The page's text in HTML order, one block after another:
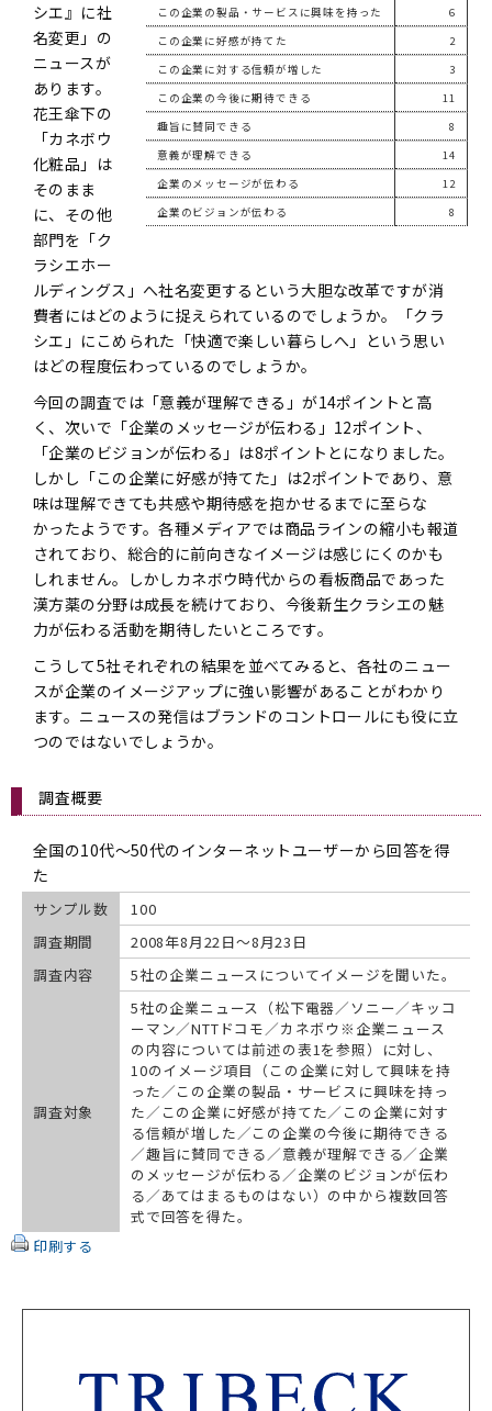
この企業の製品・サービスに興味を持った
6
この企業に好感が持てた
2
この企業に対する信頼が増した
3
この企業の今後に期待できる
11
趣旨に賛同できる
8
意義が理解できる
14
企業のメッセージが伝わる
12
企業のビジョンが伝わる
8
シエ』に社
名変更」の
ニュースが
あります。
花王傘下の
「カネボウ
化粧品」は
そのまま
に、その他
部門を「ク
ラシエホー
ルディングス」へ社名変更するという大胆な改革ですが消
費者にはどのように捉えられているのでしょうか。「クラ
シエ」にこめられた「快適で楽しい暮らしへ」という思い
はどの程度伝わっているのでしょうか。
今回の調査では「意義が理解できる」が14ポイントと高
く、次いで「企業のメッセージが伝わる」12ポイント、
「企業のビジョンが伝わる」は8ポイントとになりました。
しかし「この企業に好感が持てた」は2ポイントであり、意
味は理解できても共感や期待感を抱かせるまでに至らな
かったようです。各種メディアでは商品ラインの縮小も報道
されており、総合的に前向きなイメージは感じにくのかも
しれません。しかしカネボウ時代からの看板商品であった
漢方薬の分野は成長を続けており、今後新生クラシエの魅
力が伝わる活動を期待したいところです。
こうして5社それぞれの結果を並べてみると、各社のニュー
スが企業のイメージアップに強い影響があることがわかり
ます。ニュースの発信はブランドのコントロールにも役に立
つのではないでしょうか。
調査概要
全国の10代〜50代のインターネットユーザーから回答を得
た
サンプル数
100
調査期間
2008年8月22日〜8月23日
調査内容
5社の企業ニュースについてイメージを聞いた。
調査対象
5社の企業ニュース（松下電器／ソニー／キッコ
ーマン／NTTドコモ／カネボウ※企業ニュース
の内容については前述の表1を参照）に対し、
10のイメージ項目（この企業に対して興味を持
った／この企業の製品・サービスに興味を持っ
た／この企業に好感が持てた／この企業に対す
る信頼が増した／この企業の今後に期待できる
／趣旨に賛同できる／意義が理解できる／企業
のメッセージが伝わる／企業のビジョンが伝わ
る／あてはまるものはない）の中から複数回答
式で回答を得た。
印刷する